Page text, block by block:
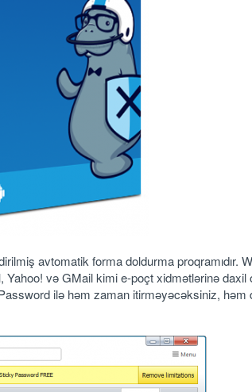
avtomatik forma doldurma proqramıdır.
və GMail kimi e-poçt xidmətlərinə daxil
ilə həm zaman itirməyəcəksiniz, həm